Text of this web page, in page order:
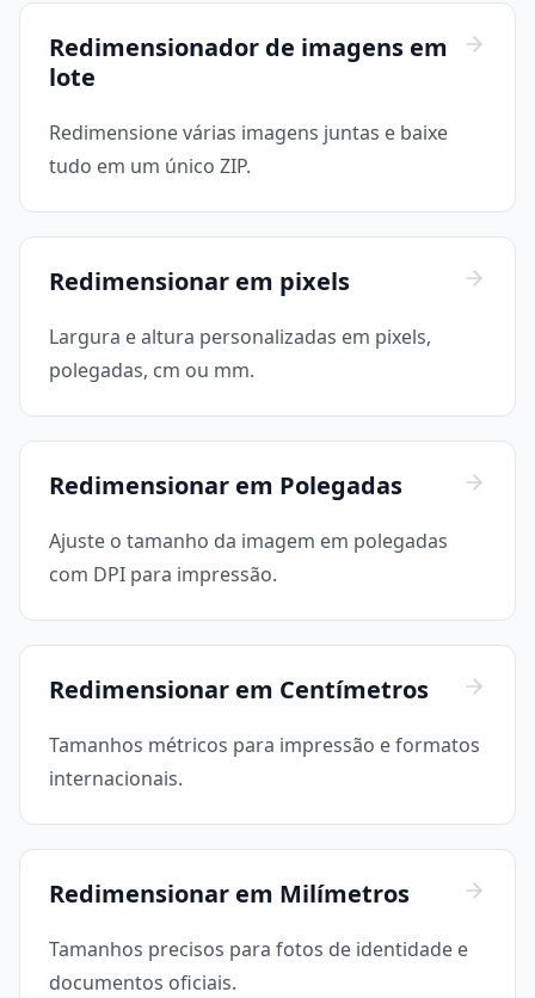
Redimensionador de imagens em
lote
Redimensione várias imagens juntas e baixe
tudo em um único ZIP.
Redimensionar em pixels
Largura e altura personalizadas em pixels,
polegadas, cm ou mm.
Redimensionar em Polegadas
Ajuste o tamanho da imagem em polegadas
com DPI para impressão.
Redimensionar em Centímetros
Tamanhos métricos para impressão e formatos
internacionais.
Redimensionar em Milímetros
Tamanhos precisos para fotos de identidade e
documentos oficiais.